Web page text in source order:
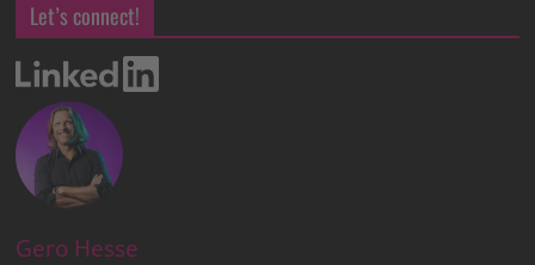
Let’s connect!
Gero Hesse